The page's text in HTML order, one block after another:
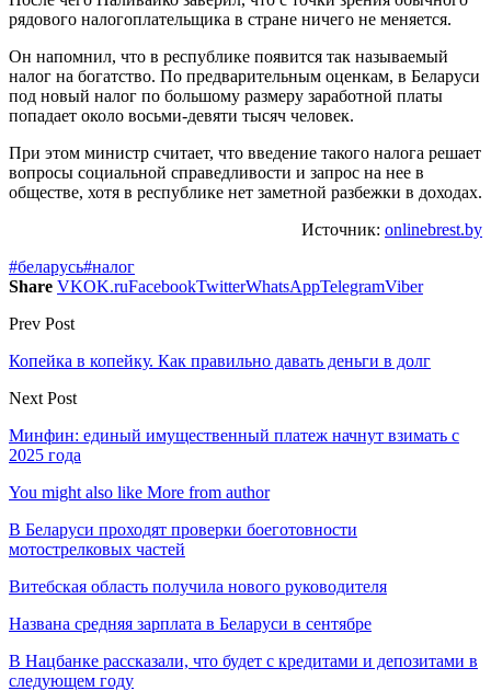
рядового налогоплательщика в стране ничего не меняется.
Он напомнил, что в республике появится так называемый
налог на богатство. По предварительным оценкам, в Беларуси
под новый налог по большому размеру заработной платы
попадает около восьми-девяти тысяч человек.
При этом министр считает, что введение такого налога решает
вопросы социальной справедливости и запрос на нее в
обществе, хотя в республике нет заметной разбежки в доходах.
Источник: onlinebrest.by
#беларусь#налог
Share VKOK.ruFacebookTwitterWhatsAppTelegramViber
Prev Post
Копейка в копейку. Как правильно давать деньги в долг
Next Post
Минфин: единый имущественный платеж начнут взимать с
2025 года
You might also like More from author
В Беларуси проходят проверки боеготовности
мотострелковых частей
Витебская область получила нового руководителя
Названа средняя зарплата в Беларуси в сентябре
В Нацбанке рассказали, что будет с кредитами и депозитами в
следующем году